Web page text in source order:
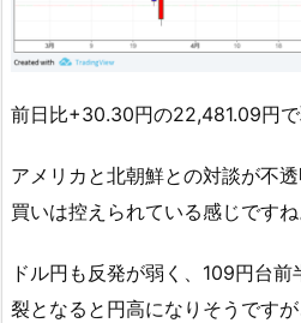
前日比+30.30円の22,481.09円で
アメリカと北朝鮮との対談が不
買いは控えられている感じですね
ドル円も反発が弱く、109円台
裂となると円高になりそうです